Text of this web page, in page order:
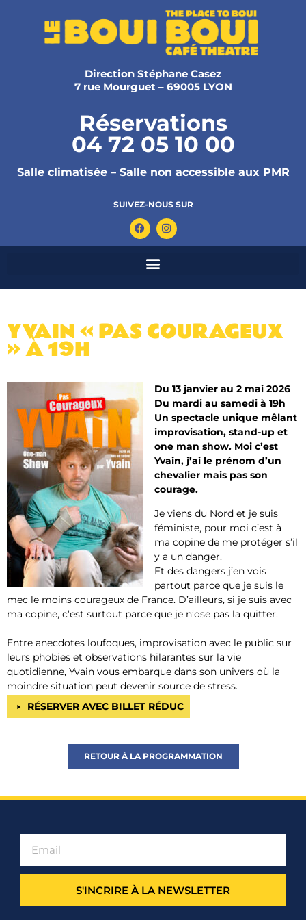
Direction Stéphane Casez
7 rue Mourguet – 69005 LYON
Réservations
04 72 05 10 00
Salle climatisée – Salle non accessible aux PMR
SUIVEZ-NOUS SUR
YVAIN « PAS COURAGEUX
» À 19H
Du 13 janvier au 2 mai 2026
Du mardi au samedi à 19h
Un spectacle unique mêlant
improvisation, stand-up et
one man show. Moi c’est
Yvain, j’ai le prénom d’un
chevalier mais pas son
courage.
Je viens du Nord et je suis
féministe, pour moi c’est à
ma copine de me protéger s’il
y a un danger.
Et des dangers j’en vois
partout parce que je suis le
mec le moins courageux de France. D’ailleurs, si je suis avec
ma copine, c’est surtout parce que je n’ose pas la quitter.
Entre anecdotes loufoques, improvisation avec le public sur
leurs phobies et observations hilarantes sur la vie
quotidienne, Yvain vous embarque dans son univers où la
moindre situation peut devenir source de stress.
RÉSERVER AVEC BILLET RÉDUC
RETOUR À LA PROGRAMMATION
S'INCRIRE À LA NEWSLETTER